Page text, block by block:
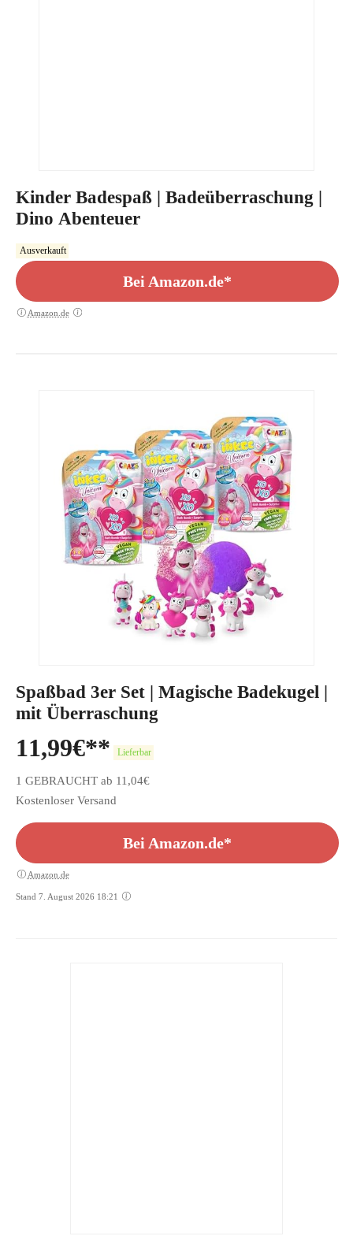
Kinder Badespaß | Badeüberraschung |
Dino Abenteuer
Ausverkauft
Bei Amazon.de*
Amazon.de
Spaßbad 3er Set | Magische Badekugel |
mit Überraschung
11,99€ Lieferbar
1 GEBRAUCHT ab 11,04€
Kostenloser Versand
Bei Amazon.de*
Amazon.de
Stand 7. August 2026 18:21